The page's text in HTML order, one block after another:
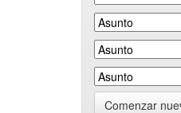
Comenzar